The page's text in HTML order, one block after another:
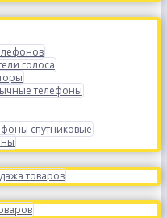
голоса
телефоны
спутниковые
товаров